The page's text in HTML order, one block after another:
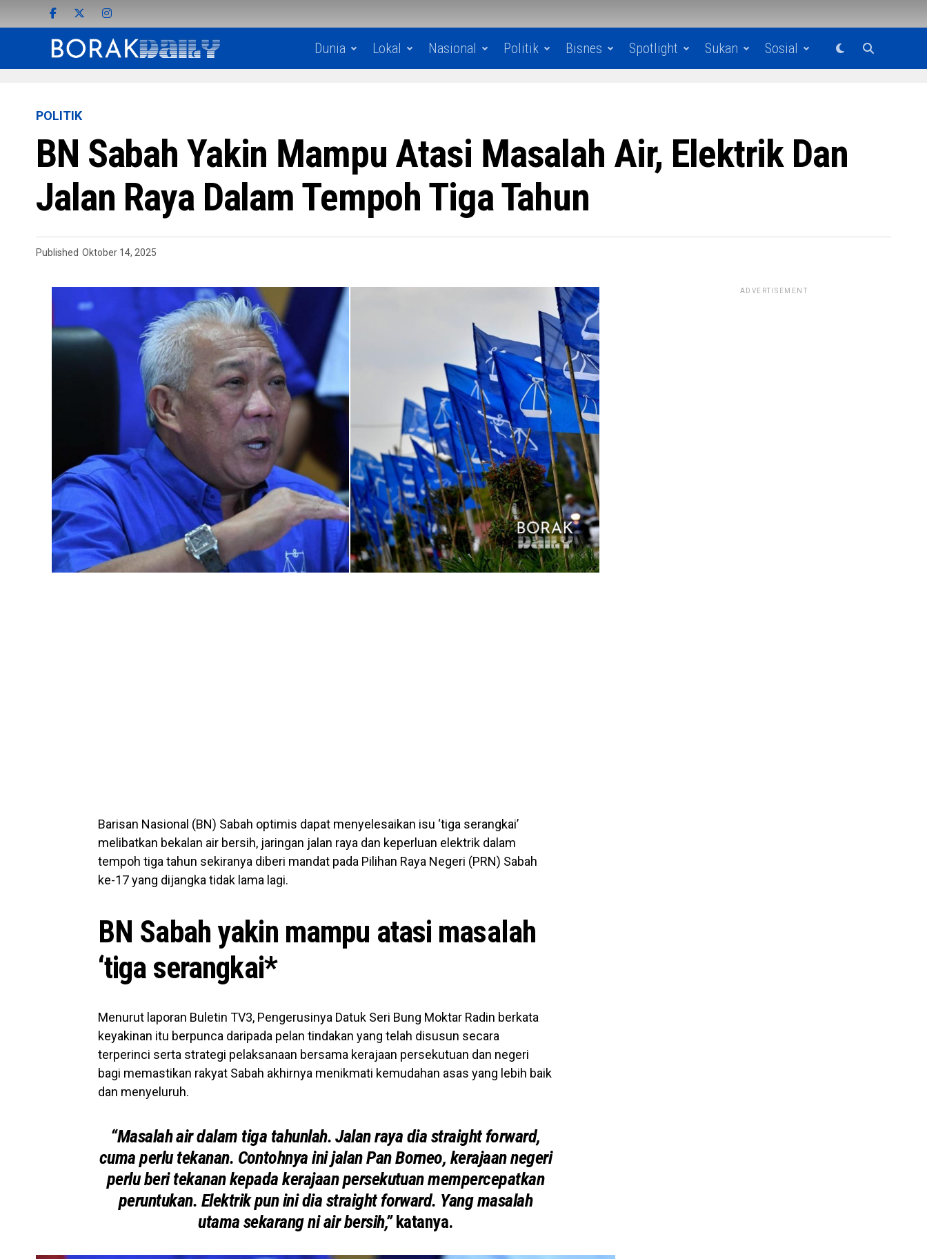
Dunia Lokal Nasional Politik Bisnes Spotlight Sukan Sosial
POLITIK
BN Sabah Yakin Mampu Atasi Masalah Air, Elektrik Dan
Jalan Raya Dalam Tempoh Tiga Tahun
Published Oktober 14, 2025
Barisan Nasional (BN) Sabah optimis dapat menyelesaikan isu ‘tiga serangkai’
melibatkan bekalan air bersih, jaringan jalan raya dan keperluan elektrik dalam
tempoh tiga tahun sekiranya diberi mandat pada Pilihan Raya Negeri (PRN) Sabah
ke-17 yang dijangka tidak lama lagi.
BN Sabah yakin mampu atasi masalah
‘tiga serangkai*
Menurut laporan Buletin TV3, Pengerusinya Datuk Seri Bung Moktar Radin berkata
keyakinan itu berpunca daripada pelan tindakan yang telah disusun secara
terperinci serta strategi pelaksanaan bersama kerajaan persekutuan dan negeri
bagi memastikan rakyat Sabah akhirnya menikmati kemudahan asas yang lebih baik
dan menyeluruh.
“Masalah air dalam tiga tahunlah. Jalan raya dia straight forward,
cuma perlu tekanan. Contohnya ini jalan Pan Borneo, kerajaan negeri
perlu beri tekanan kepada kerajaan persekutuan mempercepatkan
peruntukan. Elektrik pun ini dia straight forward. Yang masalah
utama sekarang ni air bersih,”katanya.
ADVERTISEMENT